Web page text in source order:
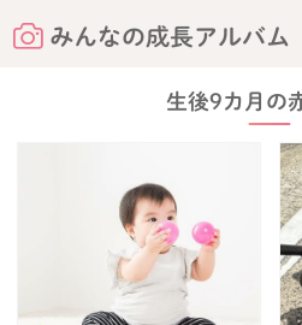
みんなの成長アルバム
生後9カ月の